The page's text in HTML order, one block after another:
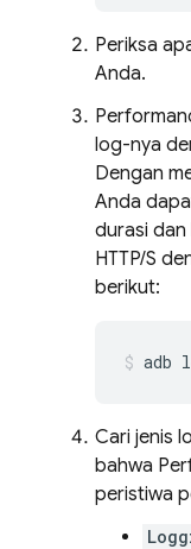
Periksa
Anda.
log-nya
Dengan
Anda
durasi
HTTP/S
berikut:
adb
Cari jenis
bahwa
peristiwa